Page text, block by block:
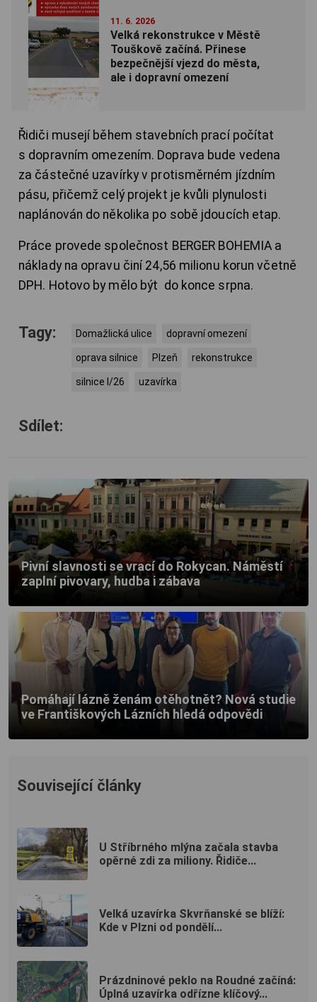
11. 6. 2026
Velká rekonstrukce v Městě
Touškově začíná. Přinese
bezpečnější vjezd do města,
ale i dopravní omezení
Řidiči musejí během stavebních prací počítat
s dopravním omezením. Doprava bude vedena
za částečné uzavírky v protisměrném jízdním
pásu, přičemž celý projekt je kvůli plynulosti
naplánován do několika po sobě jdoucích etap.
Práce provede společnost BERGER BOHEMIA a
náklady na opravu činí 24,56 milionu korun včetně
DPH. Hotovo by mělo být do konce srpna.
Tagy: Domažlická ulice dopravní omezení
oprava silnice Plzeň rekonstrukce
silnice I/26 uzavírka
Sdílet:
Pivní slavnosti se vrací do Rokycan. Náměstí
zaplní pivovary, hudba i zábava
Pomáhají lázně ženám otěhotnět? Nová studie
ve Františkových Lázních hledá odpovědi
Související články
U Stříbrného mlýna začala stavba
opěrné zdi za miliony. Řidiče...
Velká uzavírka Skvrňanské se blíží:
Kde v Plzni od pondělí...
Prázdninové peklo na Roudné začíná:
Úplná uzavírka odřízne klíčový...